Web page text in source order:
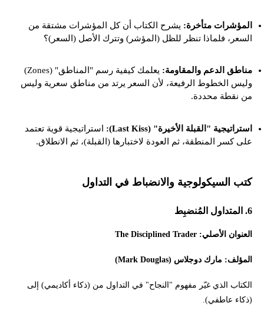
المؤشرات متأخرة: يشرح الكتاب أن كل المؤشرات مشتقة من
السعر، فلماذا تنظر للظل (المؤشر) وتترك الأصل (السعر)؟
مناطق الدعم والمقاومة:
يعلمك كيفية رسم "المناطق" (Zones)
وليس الخطوط الرفيعة، لأن السعر يرتد من مناطق سعرية وليس
من نقطة محددة.
استراتيجية "القبلة الأخيرة" (Last Kiss):
استراتيجية قوية تعتمد
على كسر المنطقة، ثم العودة لاختبارها (القبلة)، ثم الانطلاق.
كتب السيكولوجية والانضباط في التداول
6. المتداول المُنضبِط
العنوان الأصلي: The Disciplined Trader
المؤلف: مارك دوجلاس (Mark Douglas)
الكتاب الذي غيّر مفهوم "النجاح" في التداول من (ذكاء أكاديمي) إلى
(ذكاء عاطفي).